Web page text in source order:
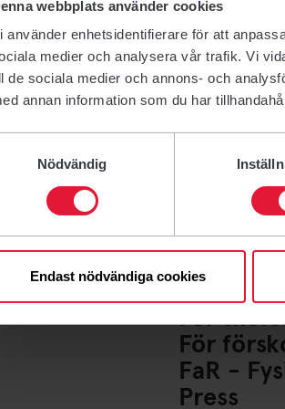
webbplats använder cookies
använder enhetsidentifierare för att
medier och analysera vår trafik. Vi
de sociala medier och annons- och
annan information som du har
Nödvändig
Endast nödvändiga cookies
Lediga
Ideella
För
För lag
För
För
FaR -
Press